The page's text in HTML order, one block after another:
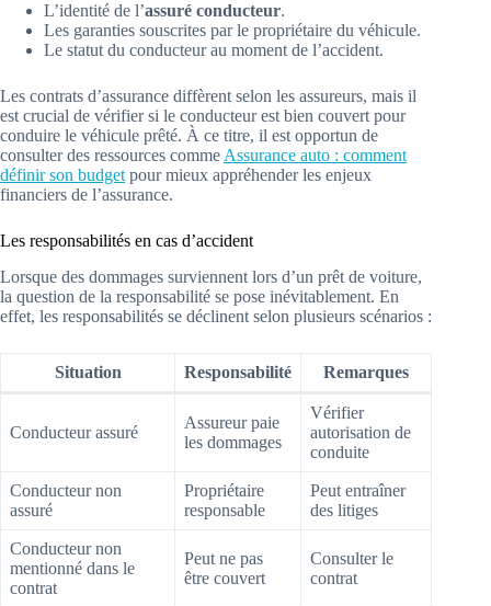
L’identité de l’assuré conducteur.
Les garanties souscrites par le propriétaire du véhicule.
Le statut du conducteur au moment de l’accident.
Les contrats d’assurance diffèrent selon les assureurs, mais il
est crucial de vérifier si le conducteur est bien couvert pour
conduire le véhicule prêté. À ce titre, il est opportun de
consulter des ressources comme Assurance auto : comment
définir son budget pour mieux appréhender les enjeux
financiers de l’assurance.
Les responsabilités en cas d’accident
Lorsque des dommages surviennent lors d’un prêt de voiture,
la question de la responsabilité se pose inévitablement. En
effet, les responsabilités se déclinent selon plusieurs scénarios :
Situation Responsabilité Remarques
Conducteur assuré
Assureur paie
les dommages
Vérifier
autorisation de
conduite
Conducteur non
assuré
Propriétaire
responsable
Peut entraîner
des litiges
Conducteur non
mentionné dans le
contrat
Peut ne pas
être couvert
Consulter le
contrat